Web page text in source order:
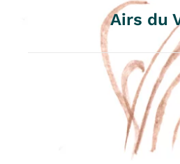
Airs du